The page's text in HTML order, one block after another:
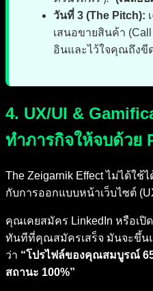
วันที่ 3 (The Pitch):
เสนอขายสินค้า
อินและไว้ใจคุณถึงขี
4. UX/UI &
ทำภารกิจให้จบด้วย
The Zeigarnik Effect ไม่ได้ใ
กับการออกแบบหน้าเว็บไซต์
คุณเคยสมัคร LinkedIn หรือเ
ทันทีที่คุณสมัครเสร็จ มันจะขึ้นแ
ว่า “โปรไฟล์ของคุณสมบูรณ์
สถานะ 100%”